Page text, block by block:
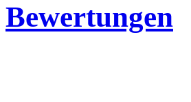
Bewertungen